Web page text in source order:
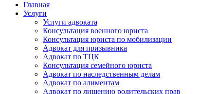
Главная
Услуги
Услуги адвоката
Консультация военного юриста
Консультация юриста по мобилизации
Адвокат для призывника
Адвокат по ТЦК
Консультация семейного юриста
Адвокат по наследственным делам
Адвокат по алиментам
Адвокат по лишению родительских прав